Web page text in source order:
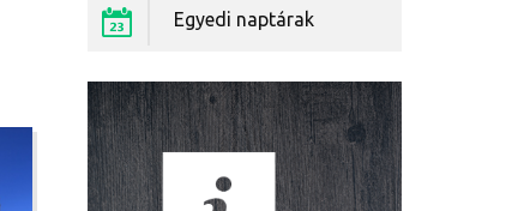
Egyedi naptárak